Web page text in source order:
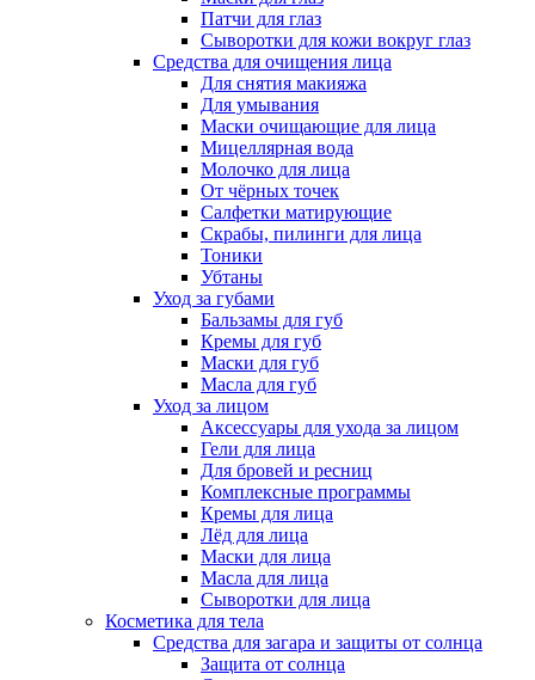
Патчи для глаз
Сыворотки для кожи вокруг глаз
Средства для очищения лица
Для снятия макияжа
Для умывания
Маски очищающие для лица
Мицеллярная вода
Молочко для лица
От чёрных точек
Салфетки матирующие
Скрабы, пилинги для лица
Тоники
Убтаны
Уход за губами
Бальзамы для губ
Кремы для губ
Маски для губ
Масла для губ
Уход за лицом
Аксессуары для ухода за лицом
Гели для лица
Для бровей и ресниц
Комплексные программы
Кремы для лица
Лёд для лица
Маски для лица
Масла для лица
Сыворотки для лица
Косметика для тела
Средства для загара и защиты от солнца
Защита от солнца